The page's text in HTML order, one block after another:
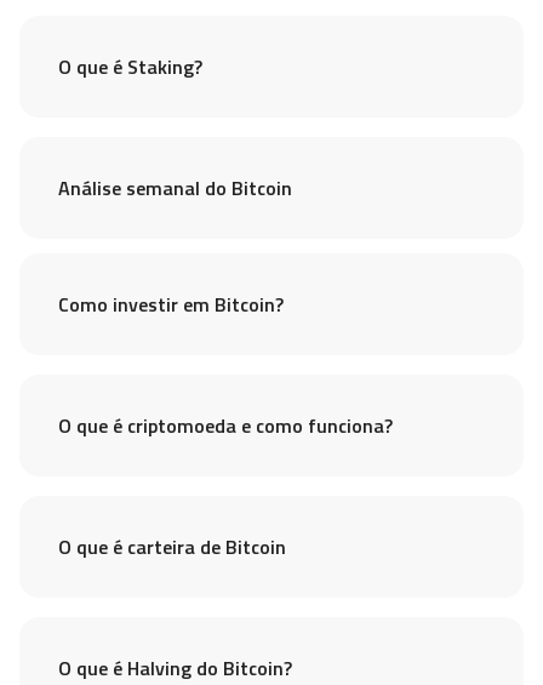
O que é Staking?
Análise semanal do Bitcoin
Como investir em Bitcoin?
O que é criptomoeda e como funciona?
O que é carteira de Bitcoin
O que é Halving do Bitcoin?